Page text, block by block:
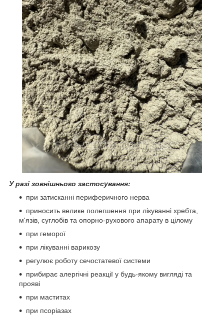
У разі зовнішнього застосування:
при затисканні периферичного нерва
приносить велике полегшення при лікуванні хребта,
м'язів, суглобів та опорно-рухового апарату в цілому
при геморої
при лікуванні варикозу
регулює роботу сечостатевої системи
прибирає алергічні реакції у будь-якому вигляді та
прояві
при маститах
при псоріазах